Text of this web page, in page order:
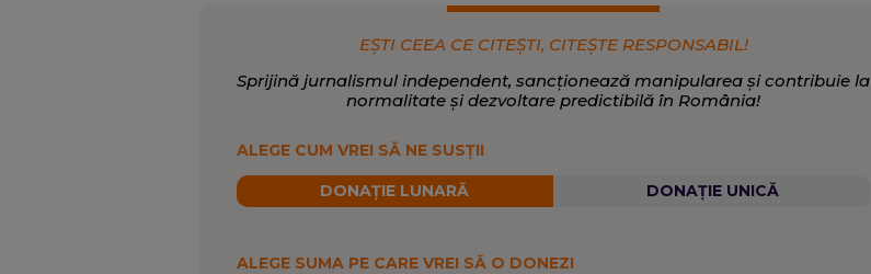
EȘTI CEEA CE CITEȘTI, CITEȘTE RESPONSABIL!
Sprijină jurnalismul independent, sancționează manipularea și contribuie la
normalitate și dezvoltare predictibilă în România!
ALEGE CUM VREI SĂ NE SUSȚII
DONAȚIE LUNARĂ DONAȚIE UNICĂ
ALEGE SUMA PE CARE VREI SĂ O DONEZI